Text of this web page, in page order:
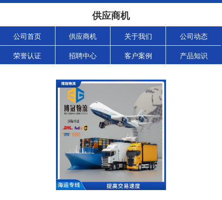
供应商机
公司首页 供应商机 关于我们 公司动态
荣誉认证 招聘中心 客户案例 产品知识